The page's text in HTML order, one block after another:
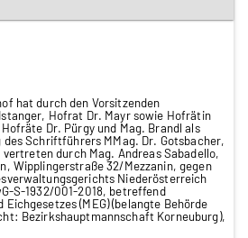
hat durch den Vorsitzenden
Hofrat Dr. Mayr sowie Hofrätin
Dr. Pürgy und Mag. Brandl als
Schriftführers MMag. Dr. Gotsbacher,
vertreten durch Mag. Andreas Sabadello,
Wipplingerstraße 32/Mezzanin, gegen
Niederösterreich
S-1932/001-2018, betreffend
(MEG) (belangte Behörde
Bezirkshauptmannschaft Korneuburg),